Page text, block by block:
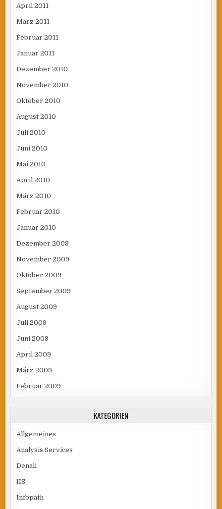
April 2011
März 2011
Februar 2011
Januar 2011
Dezember 2010
November 2010
Oktober 2010
August 2010
Juli 2010
Juni 2010
Mai 2010
April 2010
März 2010
Februar 2010
Januar 2010
Dezember 2009
November 2009
Oktober 2009
September 2009
August 2009
Juli 2009
Juni 2009
April 2009
März 2009
Februar 2009
KATEGORIEN
Allgemeines
Analysis Services
Denali
IIS
Infopath